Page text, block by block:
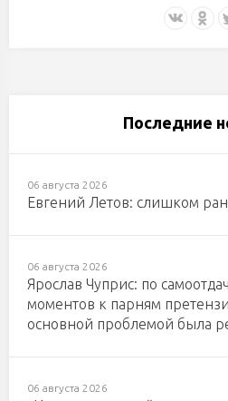
Последние
06 августа 2026
Евгений Летов: слишком
06 августа 2026
Ярослав Чуприс: по
моментов к парням
основной проблемой была
06 августа 2026